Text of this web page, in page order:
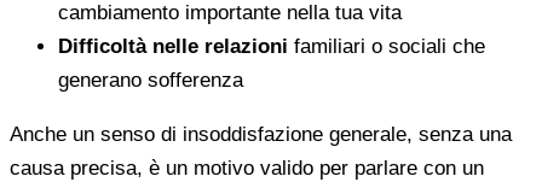
cambiamento importante nella tua vita
Difficoltà nelle relazioni familiari o sociali che
generano sofferenza
Anche un senso di insoddisfazione generale, senza una
causa precisa, è un motivo valido per parlare con un